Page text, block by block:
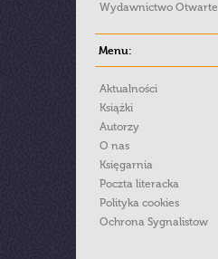
Wydawnictwo Otwarte
Menu:
Aktualności
Książki
Autorzy
O nas
Księgarnia
Poczta literacka
Polityka cookies
Ochrona Sygnalistow